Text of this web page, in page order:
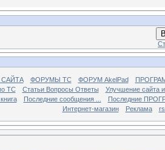
ФОРУМЫ TC ФОРУМ AkelPad
TС
Статьи Вопросы Ответы
Улучшение сайта
Последние сообщения ...
Последние
Интернет-магазин
Реклама